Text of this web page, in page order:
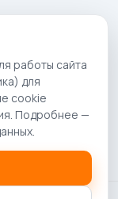
работы сайта
для
cookie
Подробнее —
.